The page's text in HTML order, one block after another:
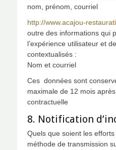
nom, prénom, courriel
http://www.acajou-
outre des informations qui
l’expérience utilisateur et
contextualisés :
Nom et courriel
Ces données sont
maximale de 12 mois
contractuelle
8. Notification
Quels que soient les
méthode de transmission